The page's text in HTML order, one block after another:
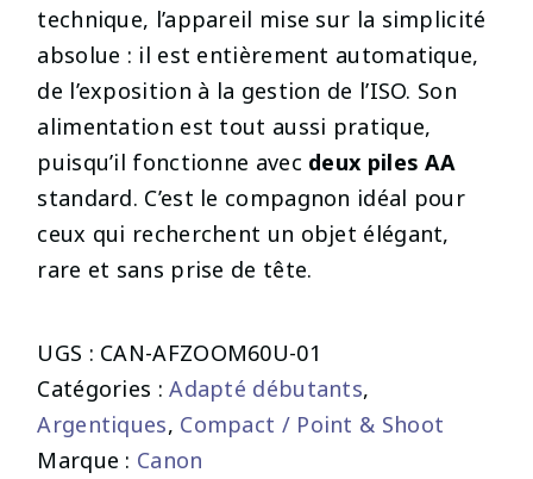
technique, l’appareil mise sur la simplicité
absolue : il est entièrement automatique,
de l’exposition à la gestion de l’ISO. Son
alimentation est tout aussi pratique,
puisqu’il fonctionne avec deux piles AA
standard. C’est le compagnon idéal pour
ceux qui recherchent un objet élégant,
rare et sans prise de tête.
UGS : CAN-AFZOOM60U-01
Catégories :Adapté débutants,
Argentiques, Compact / Point & Shoot
Marque : Canon